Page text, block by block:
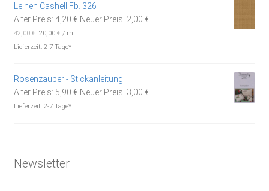
Leinen Cashell Fb. 326
Alter Preis: 4,20€ Ursprünglicher
Neuer Preis: 2,00 €Aktueller
42,00€ 20,00€ / m
Lieferzeit: 2-7 Tage*
Rosenzauber - Stickanleitung
Alter Preis: 5,90€ Ursprünglicher
Neuer Preis: 3,00 €Aktueller
Lieferzeit: 2-7 Tage*
Newsletter